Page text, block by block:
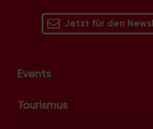
Jetzt für den
Events
Tourismus